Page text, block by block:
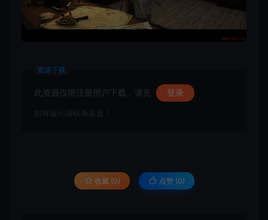
资源下载
此资源仅限注册用户下载，请先 登录
如有疑问请联系客服！
收藏 (0) 点赞 (0)